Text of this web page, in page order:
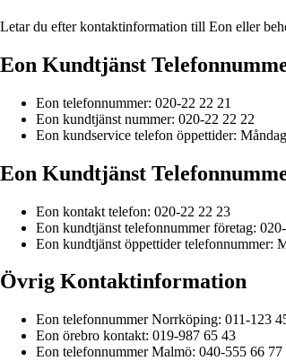
Letar du efter kontaktinformation till Eon eller
Eon Kundtjänst
Eon telefonnummer: 020-22 22 21
Eon kundtjänst nummer: 020-22 22 22
Eon kundservice telefon öppettider:
Eon Kundtjänst
Eon kontakt telefon: 020-22 22 23
Eon kundtjänst telefonnummer företag:
Eon kundtjänst öppettider telefonnummer:
Övrig Kontaktinformation
Eon telefonnummer Norrköping: 011-123
Eon örebro kontakt: 019-987 65 43
Eon telefonnummer Malmö: 040-555 66 77